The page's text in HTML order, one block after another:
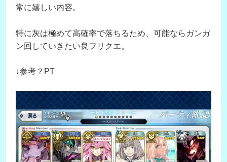
常に嬉しい内容。
特に灰は極めて高確率で落ちるため、可能ならガンガ
ン回していきたい良フリクエ。
↓参考？PT